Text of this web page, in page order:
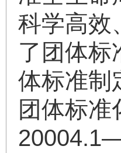
科学高效
了团体标
体标准制
团体标